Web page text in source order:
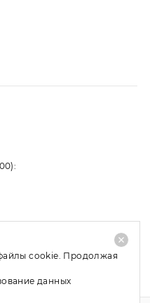
cookie. Продолжая
данных